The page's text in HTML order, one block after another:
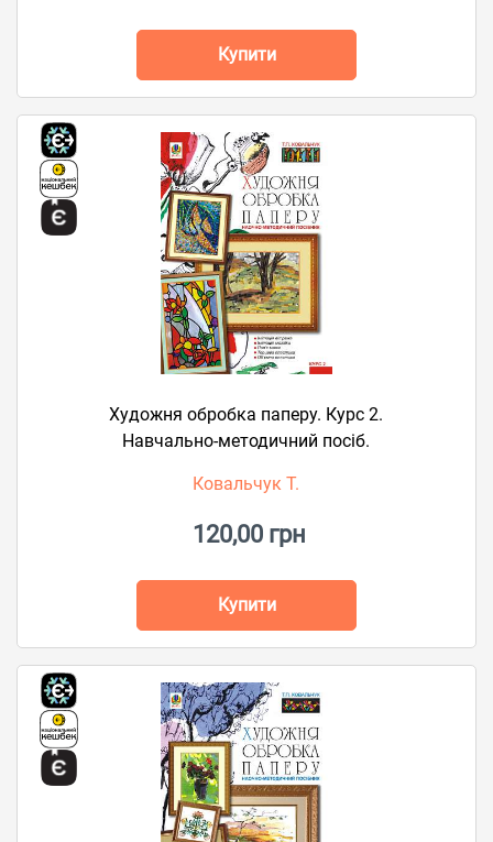
Купити
Художня обробка паперу. Курс 2.
Навчально-методичний посіб.
Ковальчук Т.
120,00 грн
Купити